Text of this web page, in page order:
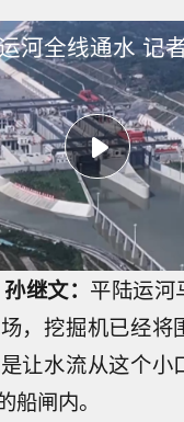
河全线通水 记
继文： 平陆运河
，挖掘机已经将
让水流从这个小
船闸内。